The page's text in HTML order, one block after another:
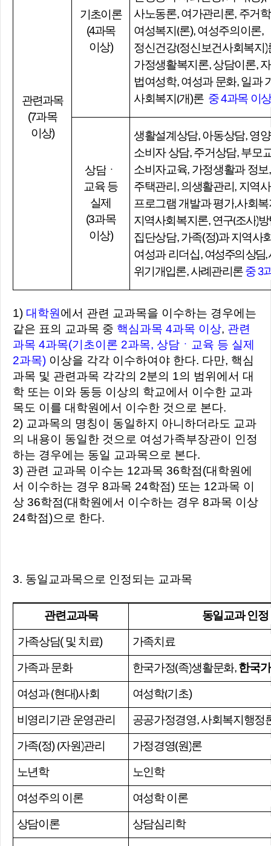
관련과목
(7과목
이상)
기초이론
(4과목
이상)
사노동론,여가관리론, 주거학
여성복지(론),여성주의이론,
정신건강(정신보건사회복지)
가정생활복지론,상담이론,
법여성학,여성과 문화,일과
사회복지(개)론 중4과목 이상
상담 ㆍ
교육 등
실제
(3과목
이상)
생활설계상담,아동상담,영
소비자 상담,주거상담,부모
소비자교육, 가정생활과 정보
주택관리,의생활관리, 지역
프로그램 개발과 평가,사회
지역사회복지론,연구(조사)방
집단상담,가족(정)과 지역사
여성과 리더십,여성주의 상담,
위기개입론,사례관리론중3
대학원에서 관련 교과목을 이수하는 경우에는
같은 표의 교과목 중 핵심과목 4과목 이상, 관련
과목 4과목(기초이론 2과목, 상담ㆍ교육 등 실제
2과목) 이상을 각각 이수하여야 한다. 다만, 핵심
과목 및 관련과목 각각의 2분의 1의 범위에서 대
학 또는 이와 동등 이상의 학교에서 이수한 교과
목도 이를 대학원에서 이수한 것으로 본다.
2) 교과목의 명칭이 동일하지 아니하더라도 교과
의 내용이 동일한 것으로 여성가족부장관이 인정
하는 경우에는 동일 교과목으로 본다.
3) 관련 교과목 이수는 12과목 36학점(대학원에
서 이수하는 경우 8과목 24학점) 또는 12과목 이
상 36학점(대학원에서 이수하는 경우 8과목 이상
24학점)으로 한다.
3. 동일교과목으로 인정되는 교과목
관련교과목 동일교과 인
가족상담( 및 치료) 가족치료
가족과 문화 한국가정(족)생활문화,한국
여성과(현대)사회 여성학(기초)
비영리기관 운영관리 공공가정경영,사회복지행정
가족(정) (자원)관리 가정경영(원)론
노년학 노인학
여성주의 이론 여성학 이론
상담이론 상담심리학